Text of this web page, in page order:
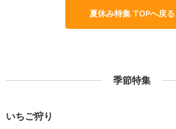
夏休み特集 TOPへ戻る
季節特集
いちご狩り